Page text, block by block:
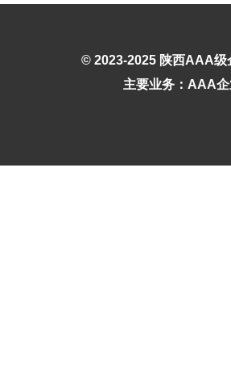
© 2023-2025 陕西AAA级
主要业务：AAA